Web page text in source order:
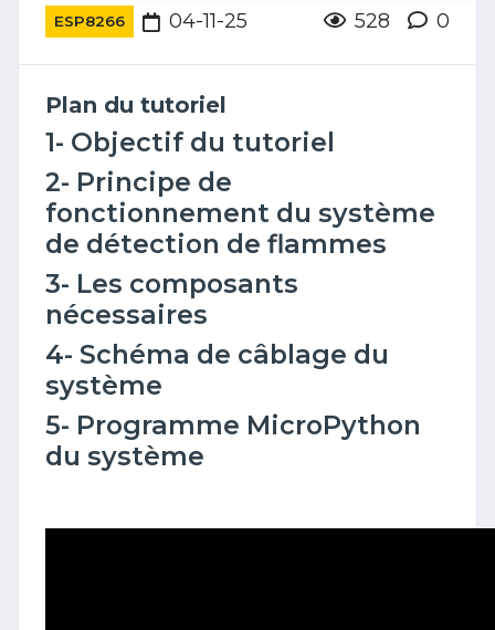
ESP8266 04-11-25 528 0
Plan du tutoriel
1- Objectif du tutoriel
2- Principe de
fonctionnement du système
de détection de flammes
3- Les composants
nécessaires
4- Schéma de câblage du
système
5- Programme MicroPython
du système